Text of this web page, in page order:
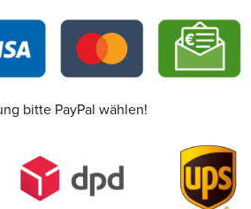
bitte PayPal wählen!